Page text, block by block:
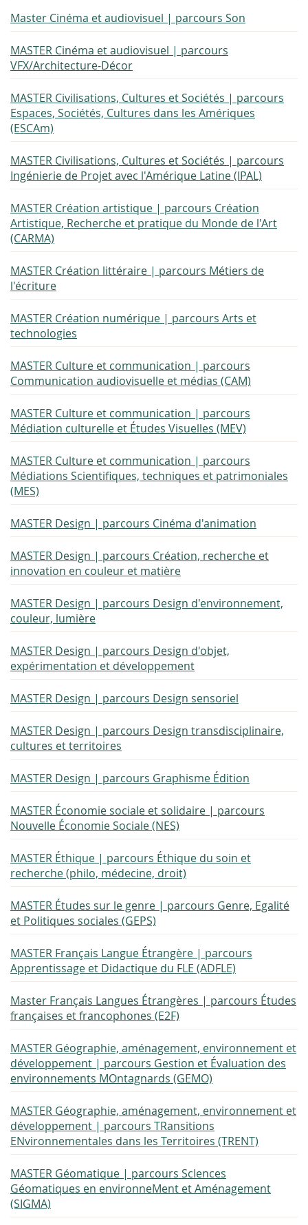
Master Cinéma et audiovisuel | parcours Son
MASTER Cinéma et audiovisuel | parcours
VFX/Architecture-Décor
MASTER Civilisations, Cultures et Sociétés | parcours
Espaces, Sociétés, Cultures dans les Amériques
(ESCAm)
MASTER Civilisations, Cultures et Sociétés | parcours
Ingénierie de Projet avec l'Amérique Latine (IPAL)
MASTER Création artistique | parcours Création
Artistique, Recherche et pratique du Monde de l'Art
(CARMA)
MASTER Création littéraire | parcours Métiers de
l'écriture
MASTER Création numérique | parcours Arts et
technologies
MASTER Culture et communication | parcours
Communication audiovisuelle et médias (CAM)
MASTER Culture et communication | parcours
Médiation culturelle et Études Visuelles (MEV)
MASTER Culture et communication | parcours
Médiations Scientifiques, techniques et patrimoniales
(MES)
MASTER Design | parcours Cinéma d'animation
MASTER Design | parcours Création, recherche et
innovation en couleur et matière
MASTER Design | parcours Design d'environnement,
couleur, lumière
MASTER Design | parcours Design d'objet,
expérimentation et développement
MASTER Design | parcours Design sensoriel
MASTER Design | parcours Design transdisciplinaire,
cultures et territoires
MASTER Design | parcours Graphisme Édition
MASTER Économie sociale et solidaire | parcours
Nouvelle Économie Sociale (NES)
MASTER Éthique | parcours Éthique du soin et
recherche (philo, médecine, droit)
MASTER Études sur le genre | parcours Genre, Egalité
et Politiques sociales (GEPS)
MASTER Français Langue Étrangère | parcours
Apprentissage et Didactique du FLE (ADFLE)
Master Français Langues Étrangères | parcours Études
françaises et francophones (E2F)
MASTER Géographie, aménagement, environnement et
développement | parcours Gestion et Évaluation des
environnements MOntagnards (GEMO)
MASTER Géographie, aménagement, environnement et
développement | parcours TRansitions
ENvironnementales dans les Territoires (TRENT)
MASTER Géomatique | parcours ScIences
Géomatiques en environneMent et Aménagement
(SIGMA)